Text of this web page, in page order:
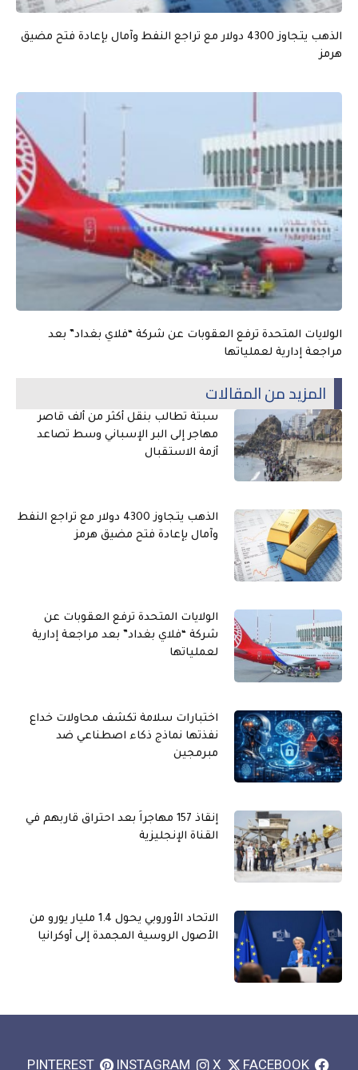
الذهب يتجاوز 4300 دولار مع تراجع النفط وآمال بإعادة فتح مضيق
هرمز
الولايات المتحدة ترفع العقوبات عن شركة “فلاي بغداد” بعد
مراجعة إدارية لعملياتها
المزيد من المقالات
سبتة تطالب بنقل أكثر من ألف قاصر
مهاجر إلى البر الإسباني وسط تصاعد
أزمة الاستقبال
الذهب يتجاوز 4300 دولار مع تراجع النفط
وآمال بإعادة فتح مضيق هرمز
الولايات المتحدة ترفع العقوبات عن
شركة “فلاي بغداد” بعد مراجعة إدارية
لعملياتها
اختبارات سلامة تكشف محاولات خداع
نفذتها نماذج ذكاء اصطناعي ضد
مبرمجين
إنقاذ 157 مهاجراً بعد احتراق قاربهم في
القناة الإنجليزية
الاتحاد الأوروبي يحول 1.4 مليار يورو من
الأصول الروسية المجمدة إلى أوكرانيا
FACEBOOK
X
INSTAGRAM
PINTEREST